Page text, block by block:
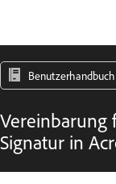
Benutzerhandbuch
Vereinbarung
Signatur in